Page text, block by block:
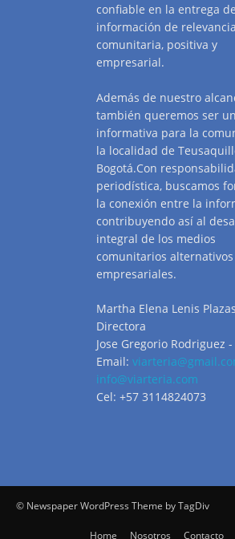
confiable en la entrega de
información de relevancia
comunitaria, positiva y
empresarial.
Además de nuestro
también queremos ser
informativa para la
la localidad de
Bogotá.Con
periodística, buscamos
la conexión entre la
contribuyendo así al
integral de los medios
comunitarios
empresariales.
Martha Elena Lenis
Directora
Jose Gregorio Rodriguez
Email:
info@viarteria.com
Cel: +57 3114824073
© Newspaper WordPress Theme by TagDiv
Home Nosotros Contacto